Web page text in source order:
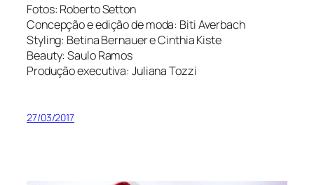
Fotos: Roberto Setton
Concepção e edição de moda: Biti Averbach
Styling: Betina Bernauer e Cinthia Kiste
Beauty: Saulo Ramos
Produção executiva: Juliana Tozzi
27/03/2017